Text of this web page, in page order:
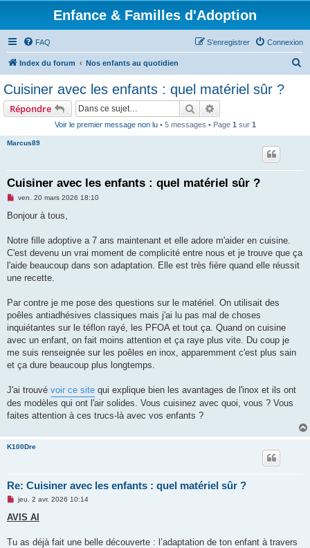
Enfance & Familles d'Adoption
FAQ Connexion
S’enregistrer
Index du forum Nos enfants au quotidien
Cuisiner avec les enfants : quel matériel sûr ?
Répondre Rechercher
Voir le premier message non lu• 5 messages • Page 1 sur 1
Marcus89
Cuisiner avec les enfants : quel matériel sûr ?
M
s
g
n
o
l
ven. 20 mars 2026 18:10
Bonjour à tous,
Notre fille adoptive a 7 ans maintenant et elle adore m'aider en cuisine.
C'est devenu un vrai moment de complicité entre nous et je trouve que ça
l'aide beaucoup dans son adaptation. Elle est très fière quand elle réussit
une recette.
Par contre je me pose des questions sur le matériel. On utilisait des
poêles antiadhésives classiques mais j'ai lu pas mal de choses
inquiétantes sur le téflon rayé, les PFOA et tout ça. Quand on cuisine
avec un enfant, on fait moins attention et ça raye plus vite. Du coup je
me suis renseignée sur les poêles en inox, apparemment c'est plus sain
et ça dure beaucoup plus longtemps.
J'ai trouvé voir ce site qui explique bien les avantages de l'inox et ils ont
des modèles qui ont l'air solides. Vous cuisinez avec quoi, vous ? Vous
faites attention à ces trucs-là avec vos enfants ?
K100Dre
Re: Cuisiner avec les enfants : quel matériel sûr ?
M
s
s
g
jeu. 2 avr. 2026 10:14
AVIS AI
Tu as déjà fait une belle découverte : l’adaptation de ton enfant à travers